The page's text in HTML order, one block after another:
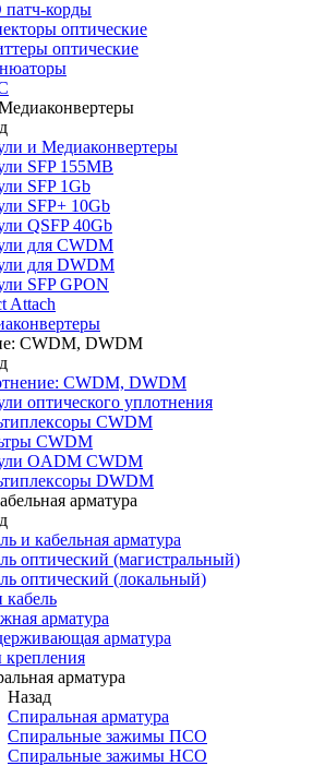
патч-корды
оптические
оптические
и Медиаконвертеры
SFP 155MB
SFP 1Gb
SFP+ 10Gb
QSFP 40Gb
для CWDM
для DWDM
SFP GPON
Attach
CWDM, DWDM
CWDM, DWDM
оптического уплотнения
CWDM
CWDM
OADM CWDM
DWDM
арматура
и кабельная арматура
оптический (магистральный)
оптический (локальный)
кабель
арматура
арматура
крепления
арматура
Назад
Спиральная арматура
Спиральные зажимы ПСО
Спиральные зажимы НСО